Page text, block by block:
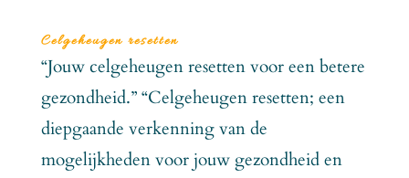
Celgeheugen resetten
“Jouw celgeheugen resetten voor een betere
gezondheid.” “Celgeheugen resetten; een
diepgaande verkenning van de
mogelijkheden voor jouw gezondheid en